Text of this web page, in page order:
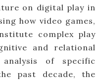
on digital play in
how video games,
complex play
and relational
of specific
past decade, the